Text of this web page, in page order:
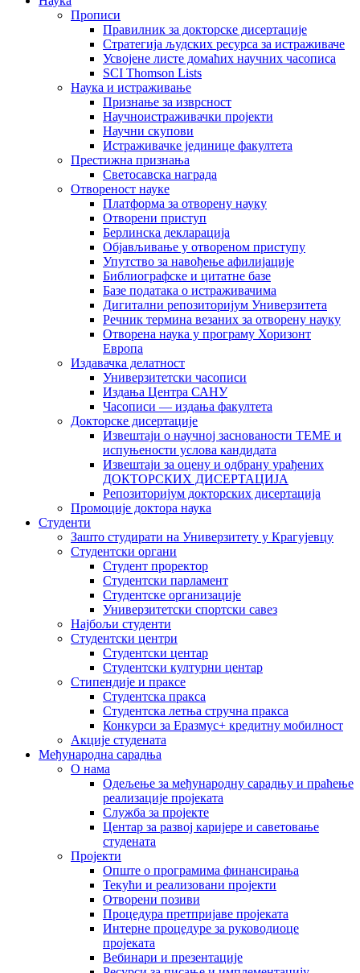
Прописи
Правилник за докторске дисертације
Стратегија људских ресурса за истраживаче
Усвојене листе домаћих научних часописа
SCI Thomson Lists
Наука и истраживање
Признање за изврсност
Научноистраживачки пројекти
Научни скупови
Истраживачке јединице факултета
Престижна признања
Светосавска награда
Отвореност науке
Платформа за отворену науку
Отворени приступ
Берлинска декларација
Објављивање у отвореном приступу
Упутство за навођење афилијације
Библиографске и цитатне базе
Базе података о истраживачима
Дигитални репозиторијум Универзитета
Рeчник термина везаних за отворену науку
Отворена наука у програму Хоризонт
Европа
Издавачка делатност
Универзитетски часописи
Издања Центра САНУ
Часописи — издања факултета
Докторске дисертације
Извештаји о научној заснованости ТЕМЕ и
испуњености услова кандидата
Извештаји за оцену и одбрану урађених
ДОКТОРСКИХ ДИСЕРТАЦИЈА
Репозиторијум докторских дисертација
Промоције доктора наука
Студенти
Зашто студирати на Универзитету у Крагујевцу
Студентски органи
Студент проректор
Студентски парламент
Студентске организације
Универзитетски спортски савез
Најбољи студенти
Студентски центри
Студентски центар
Студентски културни центар
Стипендије и праксе
Студентска пракса
Студентска летња стручна пракса
Конкурси за Еразмус+ кредитну мобилност
Акције студената
Међународна сарадња
О нама
Одељење за међународну сарадњу и праћење
реализације пројеката
Служба за пројекте
Центар за развој каријере и саветовање
студената
Пројекти
Опште о програмима финансирања
Текући и реализовани пројекти
Отворени позиви
Процедура претпријаве пројеката
Интерне процедуре за руководиоце
пројеката
Вебинари и презентације